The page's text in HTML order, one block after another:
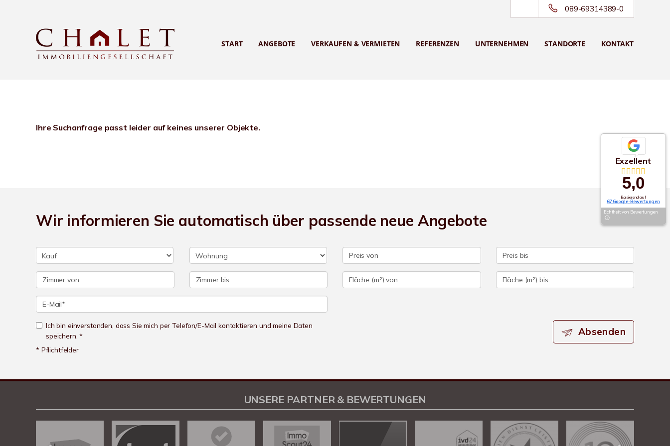
089-69314389-0
START ANGEBOTE VERKAUFEN & VERMIETEN REFERENZEN UNTERNEHMEN STANDORTE KONTAKT
Ihre Suchanfrage passt leider auf keines unserer Objekte.
Wir informieren Sie automatisch über passende neue Angebote
Ich bin einverstanden, dass Sie mich per Telefon/E-Mail kontaktieren und meine Daten
speichern. *
* Pflichtfelder
Absenden
Exzellent
5,0
Basierend auf
67 Google-Bewertungen
Echtheit von Bewertungen
UNSERE PARTNER & BEWERTUNGEN
100%
Empfehlungen auf
ProvenExpert.com
SEHR GUT
4,78 / 5,00